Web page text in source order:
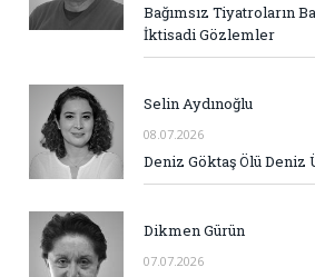
Bağımsız Tiyatroların
İktisadi Gözlemler
Selin Aydınoğlu
08.07.2026
Deniz Göktaş Ölü Deniz
Dikmen Gürün
07.07.2026